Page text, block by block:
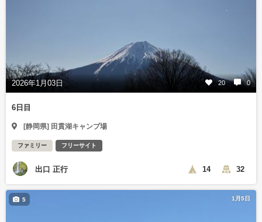
2026年1月03日 20 0
6日目
[静岡県] 田貫湖キャンプ場
ファミリー フリーサイト
出口 正行 14 32
1月5日
5